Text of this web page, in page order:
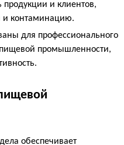
продукции и клиентов,
и контаминацию.
для профессионального
промышленности,
обеспечивает